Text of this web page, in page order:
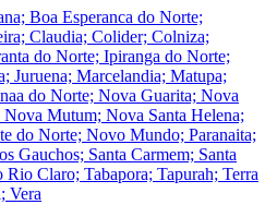
Boa Esperanca do Norte;
Claudia; Colider; Colniza;
do Norte; Ipiranga do Norte;
Juruena; Marcelandia; Matupa;
do Norte; Nova Guarita; Nova
Mutum; Nova Santa Helena;
do Norte; Novo Mundo; Paranaita;
Gauchos; Santa Carmem; Santa
Claro; Tabapora; Tapurah; Terra
Vera